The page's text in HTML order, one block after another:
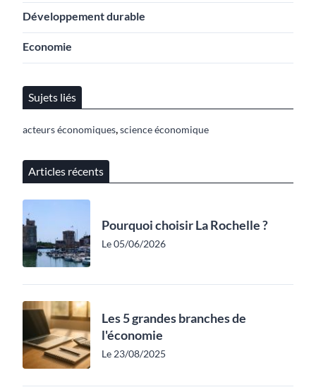
Développement durable
Economie
Sujets liés
acteurs économiques,science économique
Articles récents
Pourquoi choisir La Rochelle ?
Le 05/06/2026
Les 5 grandes branches de
l'économie
Le 23/08/2025